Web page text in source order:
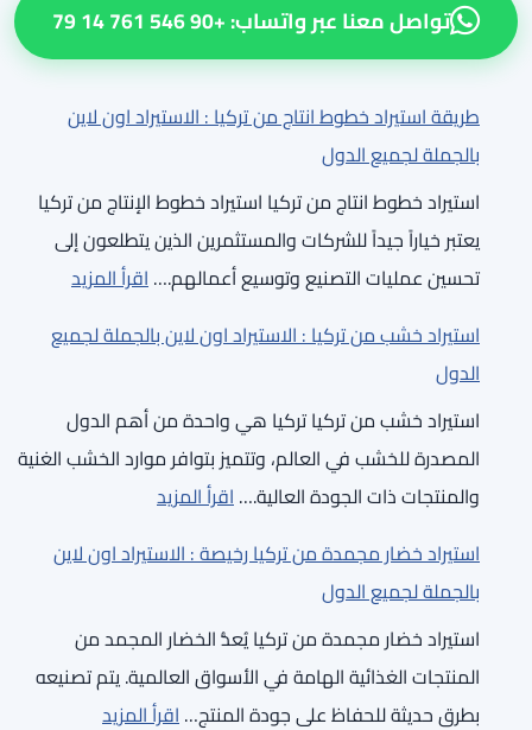
تواصل معنا عبر واتساب: +90 546 761 14 79
طريقة استيراد خطوط انتاج من تركيا : الاستيراد اون لاين
بالجملة لجميع الدول
استيراد خطوط انتاج من تركيا استيراد خطوط الإنتاج من تركيا
يعتبر خياراً جيداً للشركات والمستثمرين الذين يتطلعون إلى
تحسين عمليات التصنيع وتوسيع أعمالهم.…اقرأ المزيد
:
استيراد
انتاج
من
:
بالجملة
استيراد خشب من تركيا : الاستيراد اون لاين بالجملة لجميع
الدول
استيراد خشب من تركيا تركيا هي واحدة من أهم الدول
المصدرة للخشب في العالم، وتتميز بتوافر موارد الخشب الغنية
والمنتجات ذات الجودة العالية.…اقرأ المزيد
:
خشب
تركيا
:
الاستيراد
استيراد خضار مجمدة من تركيا رخيصة : الاستيراد اون لاين
بالجملة لجميع الدول
استيراد خضار مجمدة من تركيا يُعدُّ الخضار المجمد من
المنتجات الغذائية الهامة في الأسواق العالمية. يتم تصنيعه
بطرق حديثة للحفاظ على جودة المنتج…اقرأ المزيد
: